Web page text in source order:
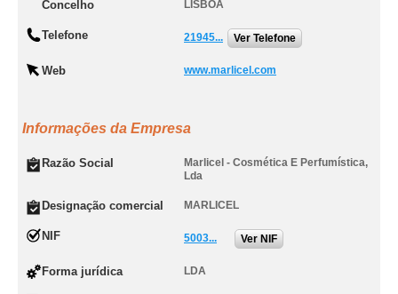
Concelho LISBOA
Telefone 21945... Ver Telefone
Web www.marlicel.com
Informações da Empresa
Razão Social
Marlicel - Cosmética E Perfumística,
Lda
Designação comercial MARLICEL
NIF 5003... Ver NIF
Forma jurídica LDA